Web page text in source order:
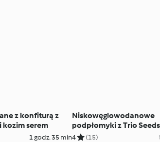
z konfiturą z
kozim serem
1 godz. 35 min
Niskowęglowodanowe
podpłomyki z Trio
nasionami chia
4 (15)